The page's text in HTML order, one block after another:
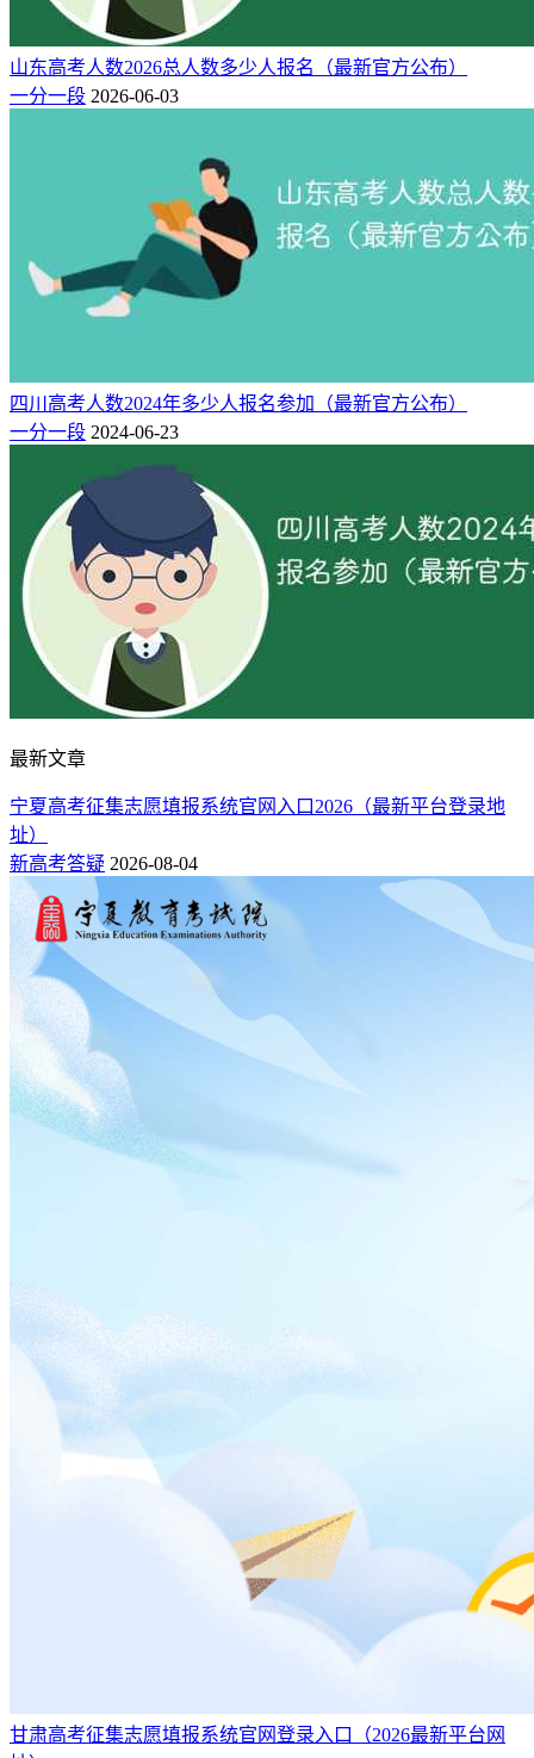
山东高考人数2026总人数多少人报名（最新官方公布）
一分一段 2026-06-03
四川高考人数2024年多少人报名参加（最新官方公布）
一分一段 2024-06-23
最新文章
宁夏高考征集志愿填报系统官网入口2026（最新平台登录地
址）
新高考答疑 2026-08-04
甘肃高考征集志愿填报系统官网登录入口（2026最新平台网